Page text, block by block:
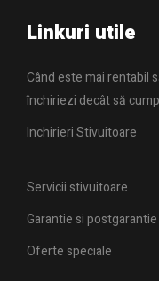
Linkuri utile
Când este mai rentabil
închiriezi decât să
Inchirieri Stivuitoare
Servicii stivuitoare
Garantie si postgarantie
Oferte speciale